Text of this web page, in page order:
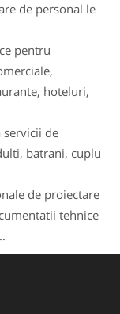
de personal le
pentru
hoteluri,
de
batrani, cuplu
de proiectare
tehnice